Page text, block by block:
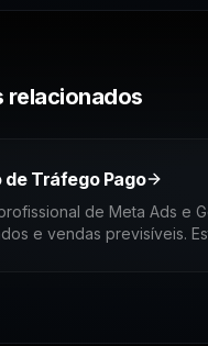
relacionados
de Tráfego Pago
de Meta Ads e
e vendas previsíveis.